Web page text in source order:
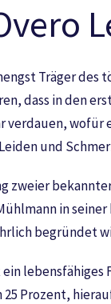
Träger des
dass in den
verdauen, wofür
und
zweier
in
begründet
Prozent,